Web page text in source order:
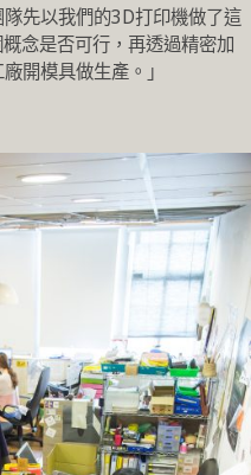
先以我們的3D打印機做了這
念是否可行，再透過精密加
開模具做生產。」